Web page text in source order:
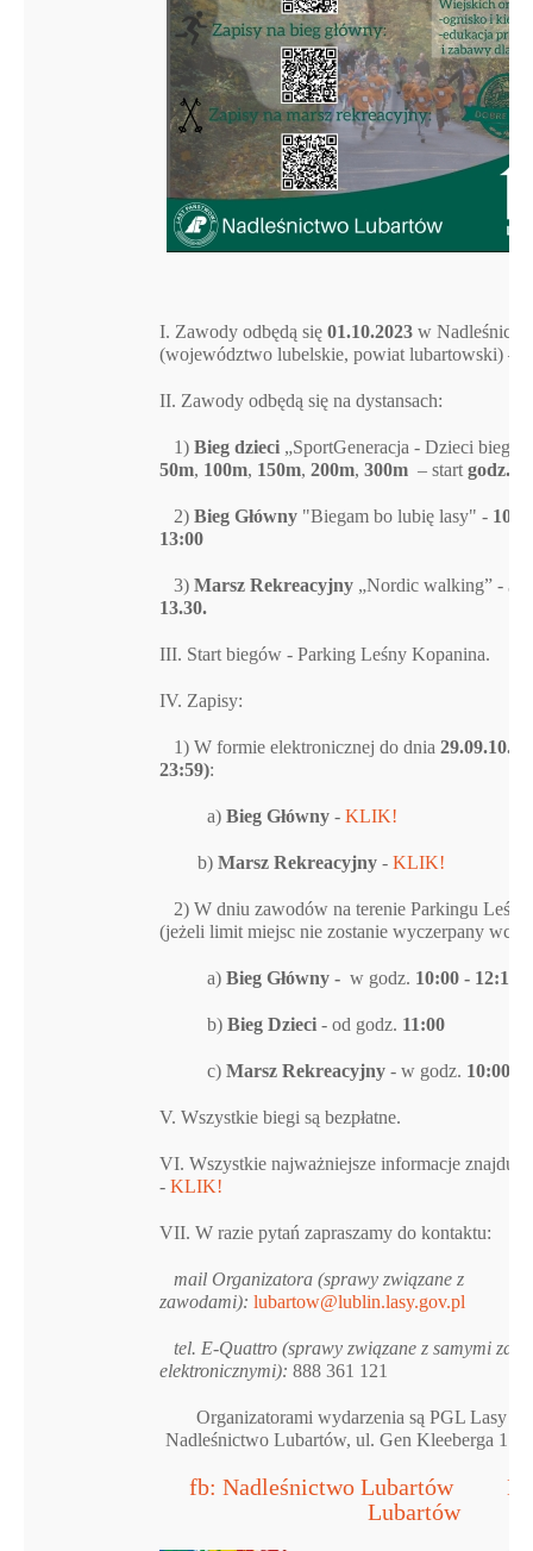
I. Zawody odbędą się 01.10.2023 w
(województwo lubelskie, powiat lubartowski) –
II. Zawody odbędą się na dystansach:
1) Bieg dzieci „SportGeneracja - Dzieci
50m, 100m, 150m, 200m, 300m – start godz.
2) Bieg Główny "Biegam bo lubię lasy" -
13:00
3) Marsz Rekreacyjny „Nordic walking” - 5
13.30.
III. Start biegów - Parking Leśny Kopanina.
IV. Zapisy:
1) W formie elektronicznej do dnia
23:59):
a) Bieg Główny - KLIK!
b) Marsz Rekreacyjny - KLIK!
2) W dniu zawodów na terenie Parkingu
(jeżeli limit miejsc nie zostanie wyczerpany
a) Bieg Główny - w godz. 10:00 - 12:15
b) Bieg Dzieci - od godz. 11:00
c) Marsz Rekreacyjny - w godz. 10:00
V. Wszystkie biegi są bezpłatne.
VI. Wszystkie najważniejsze informacje
- KLIK!
VII. W razie pytań zapraszamy do kontaktu:
mail Organizatora (sprawy związane z
zawodami): lubartow@lublin.lasy.gov.pl
tel. E-Quattro (sprawy związane z samymi
elektronicznymi): 888 361 121
Organizatorami wydarzenia są PGL Lasy
Nadleśnictwo Lubartów, ul. Gen Kleeberga 17,
fb: Nadleśnictwo Lubartów
Lubartów